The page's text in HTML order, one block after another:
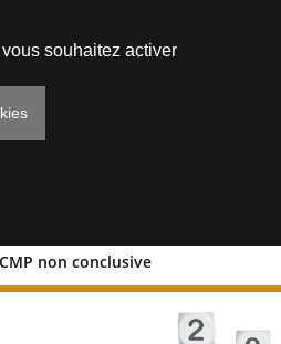
non conclusive
des
souhaitez activer